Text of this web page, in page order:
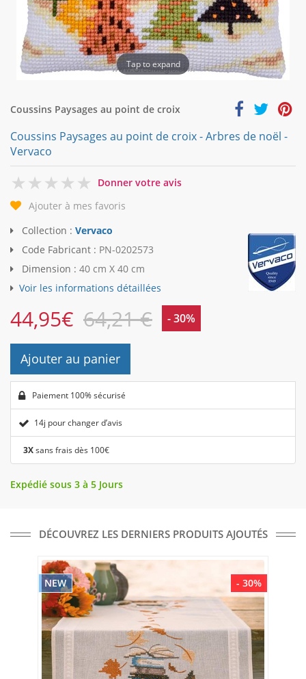
Tap to expand
Coussins Paysages au point de croix
Coussins Paysages au point de croix - Arbres de noël -
Vervaco
0
Donner votre avis
Ajouter à mes favoris
Collection : Vervaco
Code Fabricant : PN-0202573
Dimension : 40 cm X 40 cm
Voir les informations détaillées
44,95€ 64,21 € - 30%
Ajouter au panier
Paiement 100% sécurisé
14j pour changer d’avis
3Xsans frais dès 100€
Expédié sous 3 à 5 Jours
DÉCOUVREZ LES DERNIERS PRODUITS AJOUTÉS
- 30%
NEW